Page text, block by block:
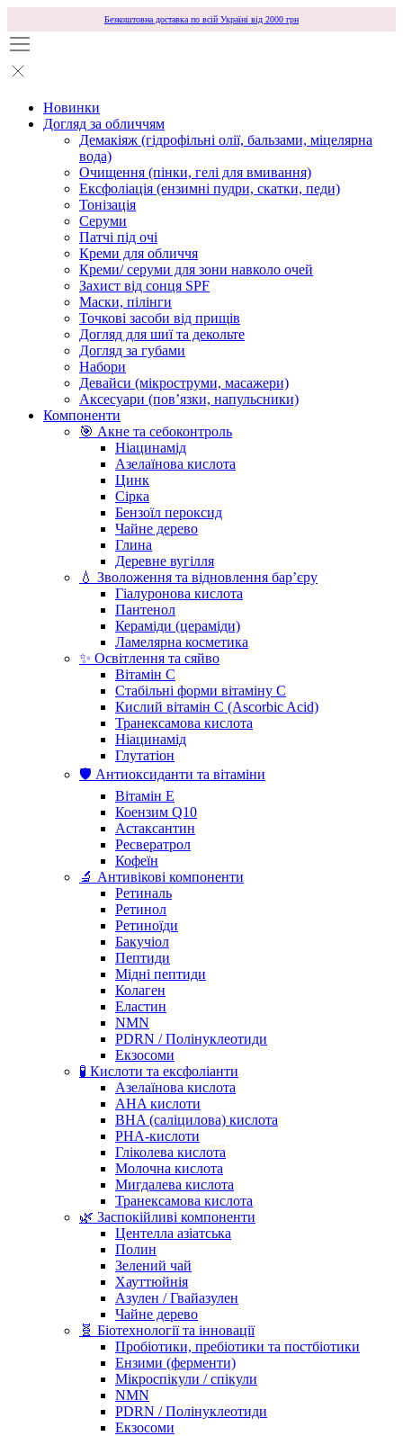
Безкоштовна доставка по всій Україні від 2000 грн
Новинки
Догляд за обличчям
Демакіяж (гідрофільні олії, бальзами, міцелярна
вода)
Очищення (пінки, гелі для вмивання)
Ексфоліація (ензимні пудри, скатки, педи)
Тонізація
Серуми
Патчі під очі
Креми для обличчя
Креми/ серуми для зони навколо очей
Захист від сонця SPF
Маски, пілінги
Точкові засоби від прищів
Догляд для шиї та декольте
Догляд за губами
Набори
Девайси (мікроструми, масажери)
Аксесуари (повʼязки, напульсники)
Компоненти
🎯 Акне та себоконтроль
Ніацинамід
Азелаїнова кислота
Цинк
Сірка
Бензоїл пероксид
Чайне дерево
Глина
Деревне вугілля
💧 Зволоження та відновлення бар’єру
Гіалуронова кислота
Пантенол
Кераміди (цераміди)
Ламелярна косметика
✨ Освітлення та сяйво
Вітамін С
Стабільні форми вітаміну С
Кислий вітамін С (Ascorbic Acid)
Транексамова кислота
Ніацинамід
Глутатіон
🛡️ Антиоксиданти та вітаміни
Вітамін Е
Коензим Q10
Астаксантин
Ресвератрол
Кофеїн
🔬 Антивікові компоненти
Ретиналь
Ретинол
Ретиноїди
Бакучіол
Пептиди
Мідні пептиди
Колаген
Еластин
NMN
PDRN / Полінуклеотиди
Екзосоми
🧪 Кислоти та ексфоліанти
Азелаїнова кислота
AHA кислоти
BHA (саліцилова) кислота
PHA-кислоти
Гліколева кислота
Молочна кислота
Мигдалева кислота
Транексамова кислота
🌿 Заспокійливі компоненти
Центелла азіатська
Полин
Зелений чай
Хауттюйнія
Азулен / Гвайазулен
Чайне дерево
🧬 Біотехнології та інновації
Пробіотики, пребіотики та постбіотики
Ензими (ферменти)
Мікроспікули / спікули
NMN
PDRN / Полінуклеотиди
Екзосоми